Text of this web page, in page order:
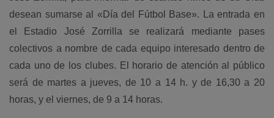
desean sumarse al «Día del Fútbol Base». La entrada en
el Estadio José Zorrilla se realizará mediante pases
colectivos a nombre de cada equipo interesado dentro de
cada uno de los clubes. El horario de atención al público
será de martes a jueves, de 10 a 14 h. y de 16,30 a 20
horas, y el viernes, de 9 a 14 horas.